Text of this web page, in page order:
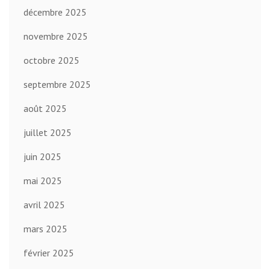
décembre 2025
novembre 2025
octobre 2025
septembre 2025
août 2025
juillet 2025
juin 2025
mai 2025
avril 2025
mars 2025
février 2025